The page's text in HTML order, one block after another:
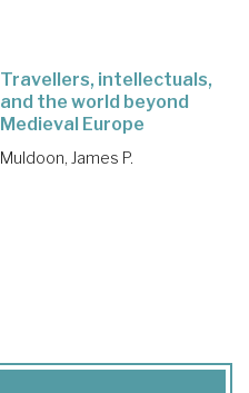
Travellers, intellectuals,
and the world beyond
Medieval Europe
Muldoon, James P.